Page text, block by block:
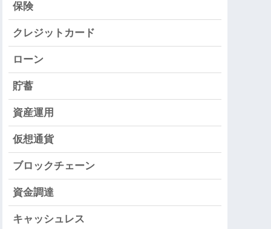
保険
クレジットカード
ローン
貯蓄
資産運用
仮想通貨
ブロックチェーン
資金調達
キャッシュレス